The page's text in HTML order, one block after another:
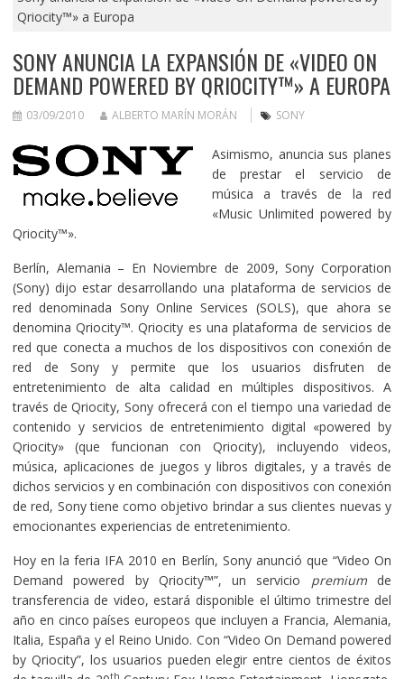
Qriocity™» a Europa
SONY ANUNCIA LA EXPANSIÓN DE «VIDEO ON
DEMAND POWERED BY QRIOCITY™» A EUROPA
03/09/2010 ALBERTO MARÍN MORÁN SONY
Asimismo, anuncia sus planes
de prestar el servicio de
música a través de la red
«Music Unlimited powered by
Qriocity™».
Berlín, Alemania – En Noviembre de 2009, Sony Corporation
(Sony) dijo estar desarrollando una plataforma de servicios de
red denominada Sony Online Services (SOLS), que ahora se
denomina Qriocity™. Qriocity es una plataforma de servicios de
red que conecta a muchos de los dispositivos con conexión de
red de Sony y permite que los usuarios disfruten de
entretenimiento de alta calidad en múltiples dispositivos. A
través de Qriocity, Sony ofrecerá con el tiempo una variedad de
contenido y servicios de entretenimiento digital «powered by
Qriocity» (que funcionan con Qriocity), incluyendo videos,
música, aplicaciones de juegos y libros digitales, y a través de
dichos servicios y en combinación con dispositivos con conexión
de red, Sony tiene como objetivo brindar a sus clientes nuevas y
emocionantes experiencias de entretenimiento.
Hoy en la feria IFA 2010 en Berlín, Sony anunció que “Video On
Demand powered by Qriocity™”, un servicio premiumde
transferencia de video, estará disponible el último trimestre del
año en cinco países europeos que incluyen a Francia, Alemania,
Italia, España y el Reino Unido. Con “Video On Demand powered
by Qriocity”, los usuarios pueden elegir entre cientos de éxitos
th